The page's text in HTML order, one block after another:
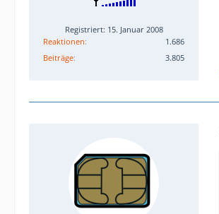
Registriert: 15. Januar 2008
Reaktionen
1.686
Beiträge
3.805